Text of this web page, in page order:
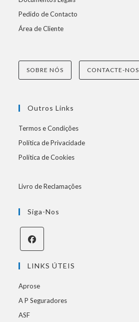
Pedido de Contacto
Área de Cliente
SOBRE NÓS CONTACTE-NOS
Outros Links
Termos e Condições
Política de Privacidade
Política de Cookies
Livro de Reclamações
Siga-Nos
LINKS ÚTEIS
Aprose
A P Seguradores
ASF